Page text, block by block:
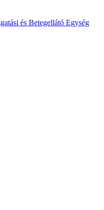
és Betegellátó Egység